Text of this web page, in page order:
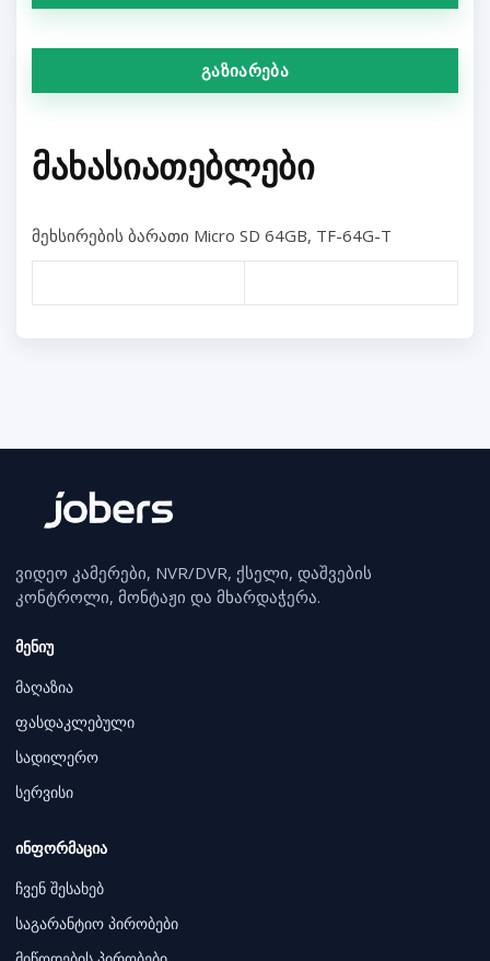
გაზიარება
ᲛᲐᲮᲐᲡᲘᲐᲗᲔᲑᲚᲔᲑᲘ
მეხსირების ბარათი Micro SD 64GB, TF-64G-T
ვიდეო კამერები, NVR/DVR, ქსელი, დაშვების
კონტროლი, მონტაჟი და მხარდაჭერა.
მენიუ
მაღაზია
ფასდაკლებული
სადილერო
სერვისი
ინფორმაცია
ჩვენ შესახებ
საგარანტიო პირობები